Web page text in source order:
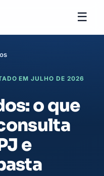
☰
EM JULHO DE 2026
o que
e